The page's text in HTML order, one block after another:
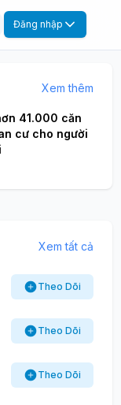
Đăng nhập
Xem thêm
41.000 căn
cư cho người
Xem tất cả
Theo Dõi
Theo Dõi
Theo Dõi